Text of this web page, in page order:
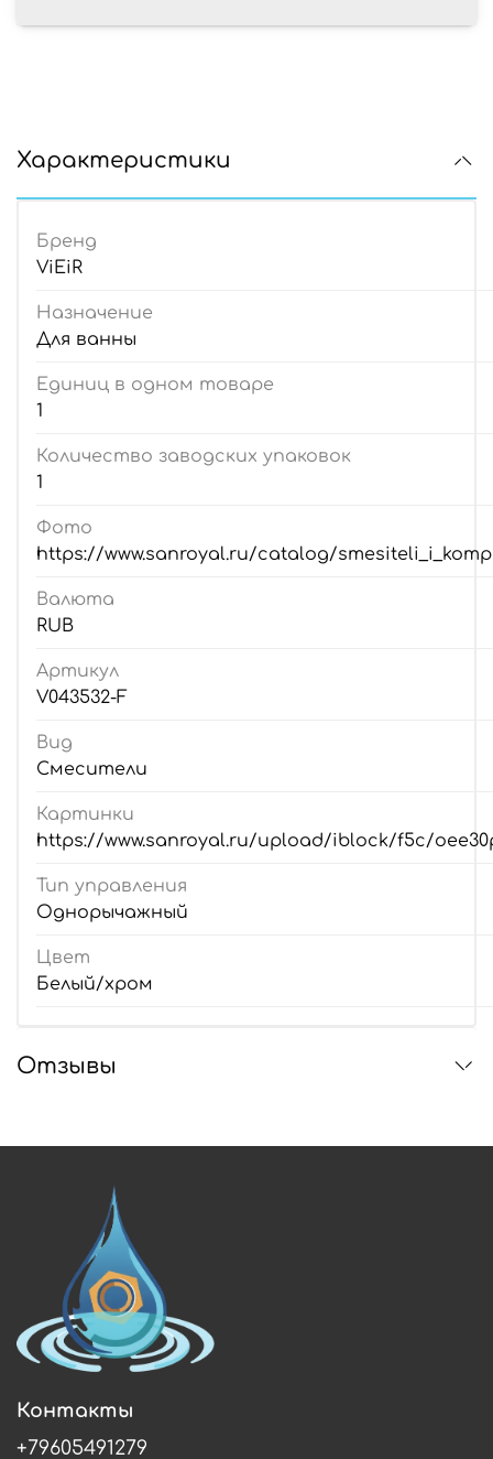
Характеристики
Бренд
ViEiR
Назначение
Для ванны
Единиц в одном товаре
1
Количество заводских упаковок
1
Фото
https://www.sanroyal.ru/catalog/
Валюта
RUB
Артикул
V043532-F
Вид
Смесители
Картинки
https://www.sanroyal.ru/upload/iblock/f5c/
Тип управления
Однорычажный
Цвет
Белый/хром
Отзывы
Контакты
+79605491279